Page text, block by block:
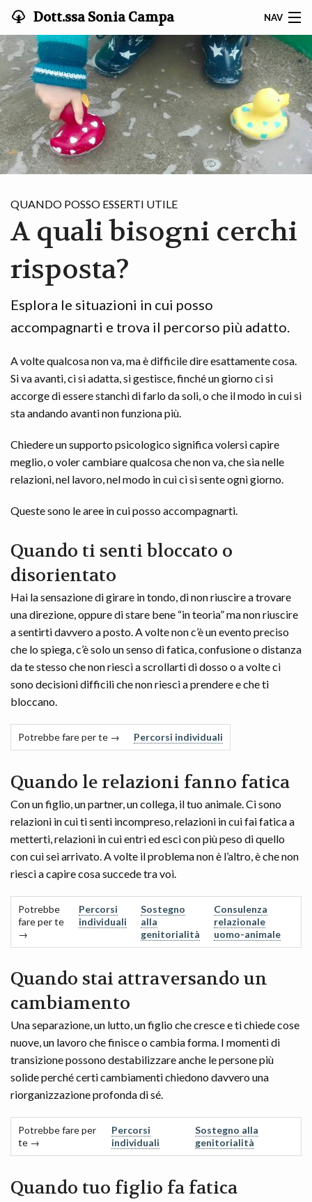
Dott.ssa Sonia Campa NAV
HOME
CHI SONO
TI RIGUARDA?
COME CI LAVORIAMO
FAQ
BLOG
QUANDO POSSO ESSERTI UTILE
A quali bisogni cerchi
risposta?
Esplora le situazioni in cui posso
accompagnarti e trova il percorso più adatto.
A volte qualcosa non va, ma è difficile dire esattamente cosa.
Si va avanti, ci si adatta, si gestisce, finché un giorno ci si
accorge di essere stanchi di farlo da soli, o che il modo in cui si
sta andando avanti non funziona più.
Chiedere un supporto psicologico significa volersi capire
meglio, o voler cambiare qualcosa che non va, che sia nelle
relazioni, nel lavoro, nel modo in cui ci si sente ogni giorno.
Queste sono le aree in cui posso accompagnarti.
Quando ti senti bloccato o
disorientato
Hai la sensazione di girare in tondo, di non riuscire a trovare
una direzione, oppure di stare bene “in teoria” ma non riuscire
a sentirti davvero a posto. A volte non c’è un evento preciso
che lo spiega, c’è solo un senso di fatica, confusione o distanza
da te stesso che non riesci a scrollarti di dosso o a volte ci
sono decisioni difficili che non riesci a prendere e che ti
bloccano.
Potrebbe fare per te → Percorsi individuali
Quando le relazioni fanno fatica
Con un figlio, un partner, un collega, il tuo animale. Ci sono
relazioni in cui ti senti incompreso, relazioni in cui fai fatica a
metterti, relazioni in cui entri ed esci con più peso di quello
con cui sei arrivato. A volte il problema non è l’altro, è che non
riesci a capire cosa succede tra voi.
Potrebbe
fare per te
→
Percorsi
individuali
Sostegno
alla
genitorialità
Consulenza
relazionale
uomo-animale
Quando stai attraversando un
cambiamento
Una separazione, un lutto, un figlio che cresce e ti chiede cose
nuove, un lavoro che finisce o cambia forma. I momenti di
transizione possono destabilizzare anche le persone più
solide perché certi cambiamenti chiedono davvero una
riorganizzazione profonda di sé.
Potrebbe fare per
te →
Percorsi
individuali
Sostegno alla
genitorialità
Quando tuo figlio fa fatica